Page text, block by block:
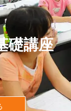
礎講座